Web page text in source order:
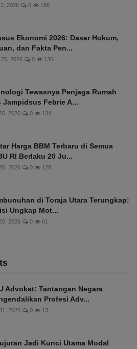
2026 0 186
Ekonomi 2026: Dasar Hukum,
dan Fakta Pen...
2026 0 136
Tewasnya Penjaga Rumah
Jampidsus Febrie A...
2026 0 134
Harga BBM Terbaru di Semua
RI Berlaku 20 Ju...
2026 0 128
di Toraja Utara Terungkap:
Ungkap Mot...
2026 0 61
Advokat: Tantangan Negara
Profesi Adv...
2026 0 13
Jadi Kunci Utama Modal